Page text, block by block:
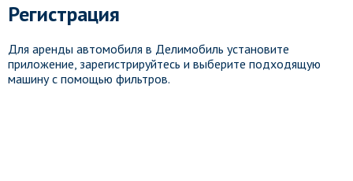
Регистрация
Для аренды автомобиля в Делимобиль установите
приложение, зарегистрируйтесь и выберите подходящую
машину с помощью фильтров.